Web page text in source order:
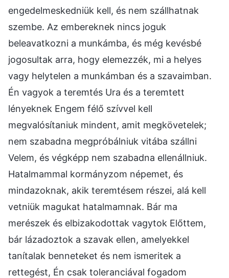
engedelmeskedniük kell, és nem szállhatnak
szembe. Az embereknek nincs joguk
beleavatkozni a munkámba, és még kevésbé
jogosultak arra, hogy elemezzék, mi a helyes
vagy helytelen a munkámban és a szavaimban.
Én vagyok a teremtés Ura és a teremtett
lényeknek Engem félő szívvel kell
megvalósítaniuk mindent, amit megkövetelek;
nem szabadna megpróbálniuk vitába szállni
Velem, és végképp nem szabadna ellenállniuk.
Hatalmammal kormányzom népemet, és
mindazoknak, akik teremtésem részei, alá kell
vetniük magukat hatalmamnak. Bár ma
merészek és elbizakodottak vagytok Előttem,
bár lázadoztok a szavak ellen, amelyekkel
tanítalak benneteket és nem ismeritek a
rettegést, Én csak toleranciával fogadom